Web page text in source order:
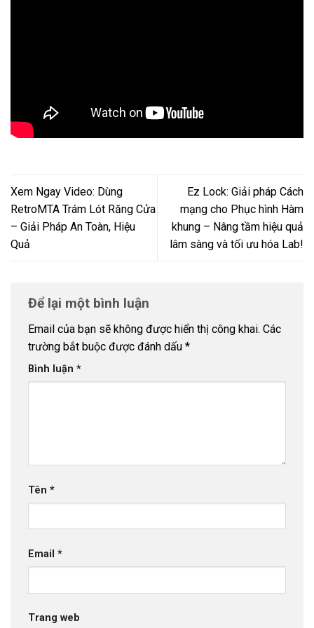
Xem Ngay Video: Dùng
RetroMTA Trám Lót Răng Cửa
– Giải Pháp An Toàn, Hiệu
Quả
Ez Lock: Giải pháp Cách
mạng cho Phục hình Hàm
khung – Nâng tầm hiệu quả
lâm sàng và tối ưu hóa Lab!
Để lại một bình luận
Email của bạn sẽ không được hiển thị công khai. Các
trường bắt buộc được đánh dấu *
Bình luận *
Tên *
Email *
Trang web